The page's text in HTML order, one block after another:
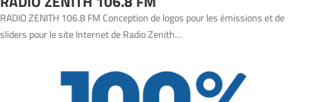
RADIO ZENITH 106.8 FM Conception de logos pour les émissions et de
sliders pour le site Internet de Radio Zenith…